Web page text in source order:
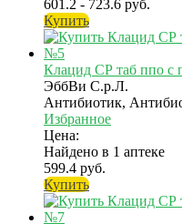
601.2 - 723.6 руб.
Купить
Клацид СР таб ппо с
ЭббВи С.р.Л.
Антибиотик,
Избранное
Цена:
Найдено в 1 аптеке
599.4 руб.
Купить